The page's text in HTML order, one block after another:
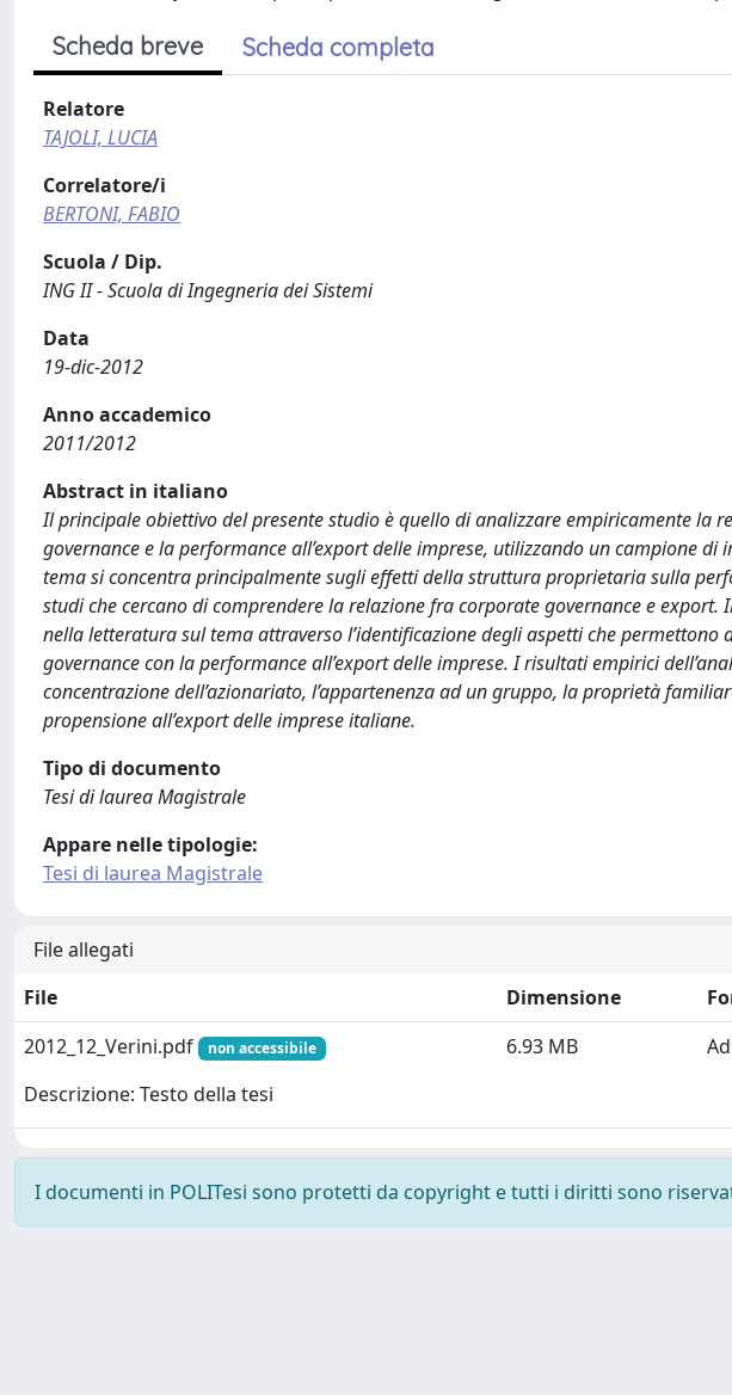
Scheda breve Scheda completa
Relatore
TAJOLI, LUCIA
Correlatore/i
BERTONI, FABIO
Scuola / Dip.
ING II - Scuola di Ingegneria dei Sistemi
Data
19-dic-2012
Anno accademico
2011/2012
Abstract in italiano
Il principale obiettivo del presente studio è quello di analizzare empiricamente la
governance e la performance all’export delle imprese, utilizzando un campione
tema si concentra principalmente sugli effetti della struttura proprietaria sulla
studi che cercano di comprendere la relazione fra corporate governance e
nella letteratura sul tema attraverso l’identificazione degli aspetti che
governance con la performance all’export delle imprese. I risultati empirici
concentrazione dell’azionariato, l’appartenenza ad un gruppo, la proprietà
propensione all’export delle imprese italiane.
Tipo di documento
Tesi di laurea Magistrale
Appare nelle tipologie:
Tesi di laurea Magistrale
File allegati
File
Dimensione
2012_12_Verini.pdf
non accessibile
Descrizione: Testo della tesi
6.93 MB
I documenti in POLITesi sono protetti da copyright e tutti i diritti sono